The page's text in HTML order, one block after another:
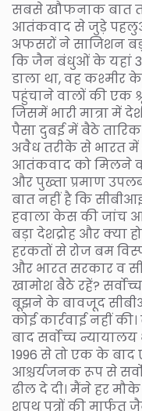
सबसे खौफनाक बात
आतंकवाद से जुड़े
अफसरों ने साजिशन बड़ी
कि जैन बंधुओं के यहां 3
डाला था, वह कश्मीर
पहुंचाने वालों की एक
जिसमें भारी मात्रा में
पैसा दुबई में बैठे
अवैध तरीके से भारत
आतंकवाद को मिलने
और पुख्ता प्रमाण
बात नहीं है कि
हवाला केस की जांच
बड़ा देशद्रोह और क्या
हरकतों से रोज बम
और भारत सरकार व
खामोश बैठे रहें?
बूझने के बावजूद
कोई कार्रवाई नहीं
बाद सर्वोच्च
1996 से तो एक के बाद
आश्चर्यजनक रूप से
ढील दे दी। मैंने हर
शपथ पत्रों की मार्फत